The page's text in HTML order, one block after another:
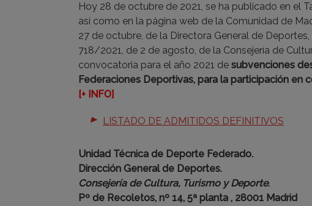
Hoy 28 de octubre de 2021, se ha publicado en el
así como en la página web de la Comunidad de
27 de octubre, de la Directora General de
718/2021, de 2 de agosto, de la Consejería de
convocatoria para el año 2021 de subvenciones
Federaciones Deportivas, para la participación en
[+ INFO]
LISTADO DE ADMITIDOS DEFINITIVOS
Unidad Técnica de Deporte Federado.
Dirección General de Deportes.
Consejería de Cultura, Turismo y Deporte.
Pº de Recoletos, nº 14, 5ª planta , 28001 Madrid